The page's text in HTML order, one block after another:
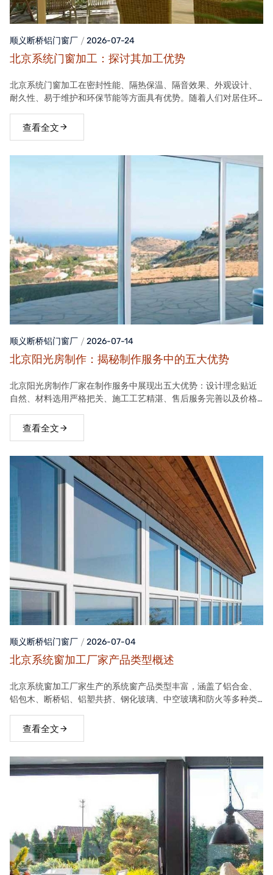
顺义断桥铝门窗厂 2026-07-24
北京系统门窗加工：探讨其加工优势
北京系统门窗加工在密封性能、隔热保温、隔音效果、外观设计、
耐久性、易于维护和环保节能等方面具有优势。随着人们对居住环
位。查看全文
顺义断桥铝门窗厂 2026-07-14
北京阳光房制作：揭秘制作服务中的五大优势
北京阳光房制作厂家在制作服务中展现出五大优势：设计理念贴近
自然、材料选用严格把关、施工工艺精湛、售后服务完善以及价格
查看全文
顺义断桥铝门窗厂 2026-07-04
北京系统窗加工厂家产品类型概述
北京系统窗加工厂家生产的系统窗产品类型丰富，涵盖了铝合金、
铝包木、断桥铝、铝塑共挤、钢化玻璃、中空玻璃和防火等多种类
满足不同客户的需求。
查看全文